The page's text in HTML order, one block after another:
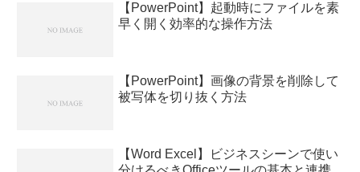
【PowerPoint】起動時にファイルを素
早く開く効率的な操作方法
【PowerPoint】画像の背景を削除して
被写体を切り抜く方法
【Word Excel】ビジネスシーンで使い